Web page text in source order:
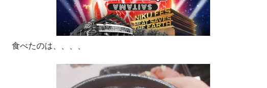
食べたのは、、、、